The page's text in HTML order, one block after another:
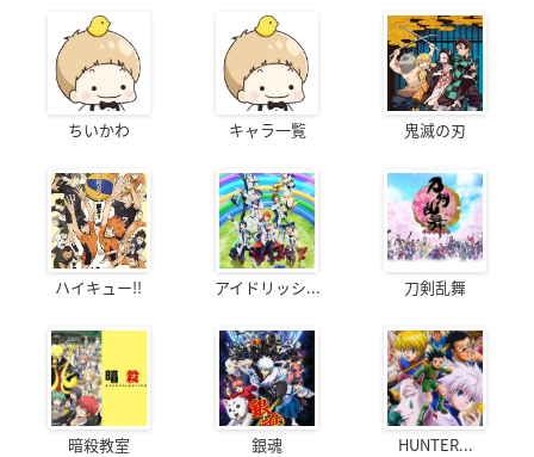
ちいかわ キャラ一覧 鬼滅の刃
ハイキュー!! アイドリッシ... 刀剣乱舞
暗殺教室 銀魂 HUNTER...